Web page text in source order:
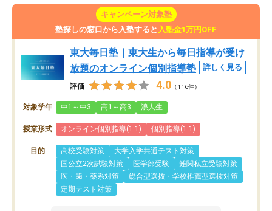
キャンペーン対象塾
塾探しの窓口から入塾すると 入塾金1万円OFF
東大毎日塾｜東大生から毎日指導が受け
放題のオンライン個別指導塾
詳しく見る
評価 4.0 （116件）
対象学年 中1～中3 高1～高3 浪人生
授業形式 オンライン個別指導(1:1) 個別指導(1:1)
目的 高校受験対策
大学入学共通テスト対策
国公立2次試験対策
医学部受験
難関私立受験対策
医・歯・薬系対策
総合型選抜・学校推薦型選抜対策
定期テスト対策